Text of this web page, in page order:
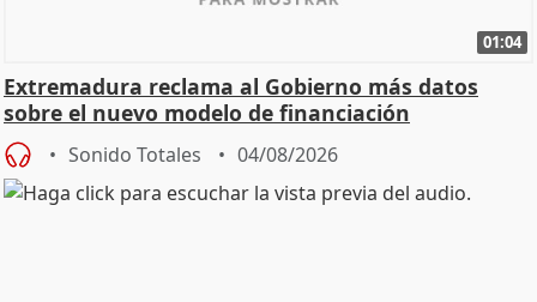
01:04
Extremadura reclama al Gobierno más datos
sobre el nuevo modelo de financiación
Sonido Totales 04/08/2026